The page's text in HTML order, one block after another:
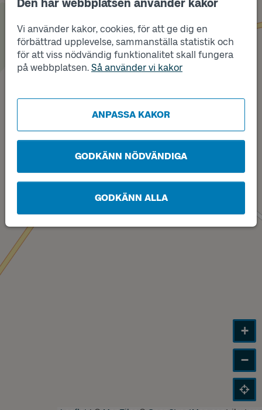
Den här webbplatsen använder kakor
Vi använder kakor, cookies, för att ge dig en
förbättrad upplevelse, sammanställa statistik och
för att viss nödvändig funktionalitet skall fungera
på webbplatsen. Så använder vi kakor
ANPASSA KAKOR
GODKÄNN NÖDVÄNDIGA
GODKÄNN ALLA
Läge
A
Läge
B
+
−